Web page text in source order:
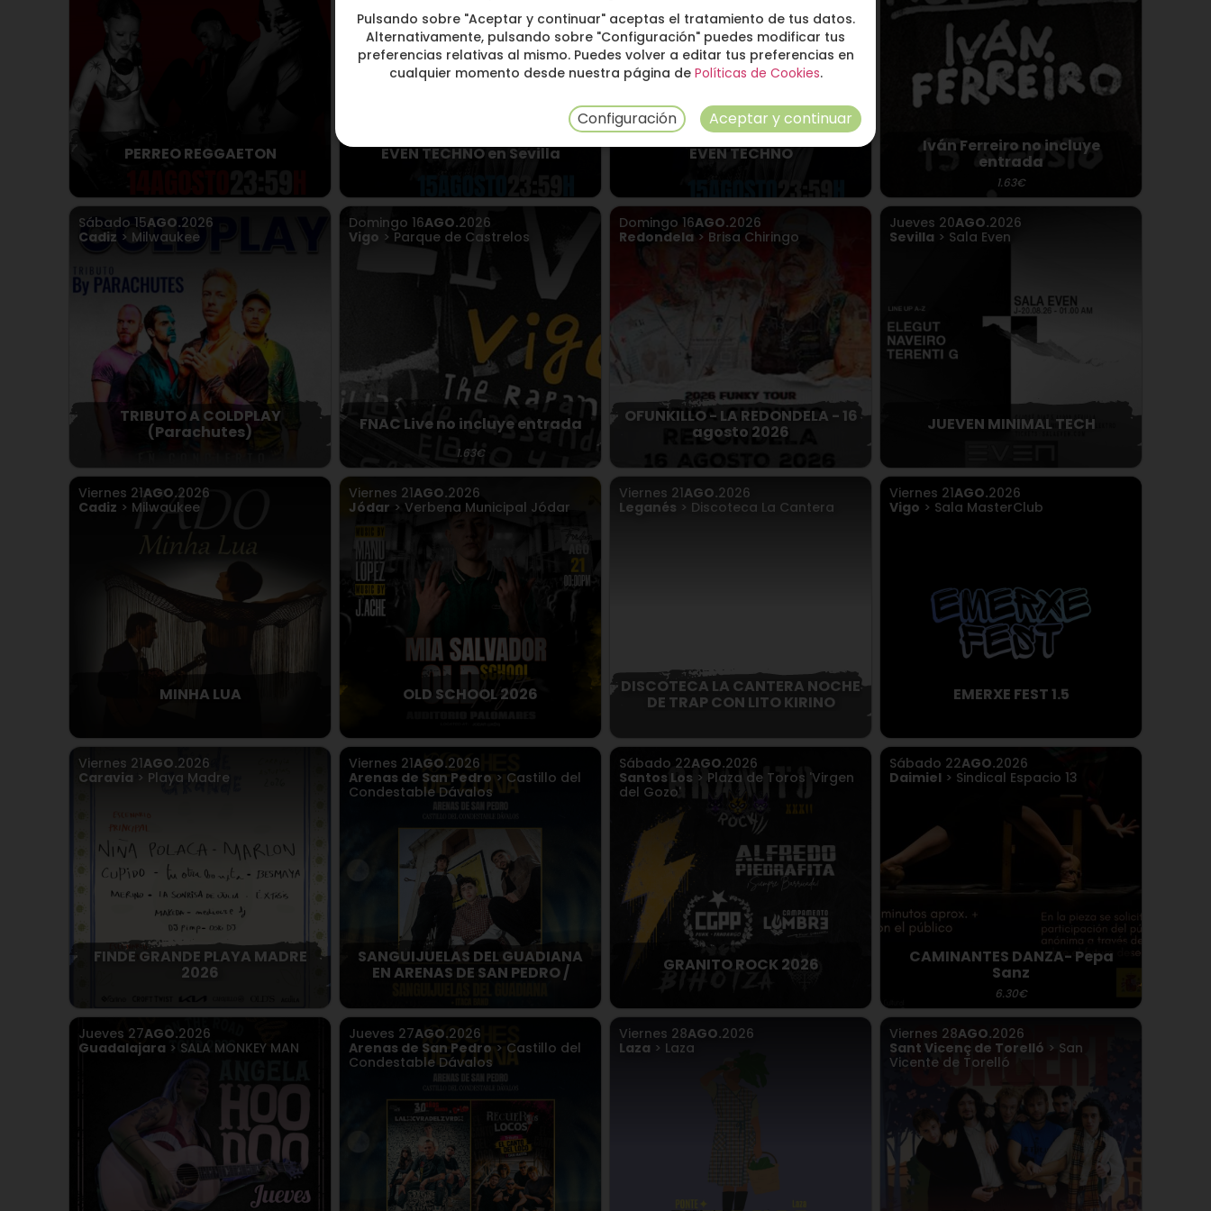
Pulsando sobre "Aceptar y continuar" aceptas el tratamiento de tus datos.
Alternativamente, pulsando sobre "Configuración" puedes modificar tus
preferencias relativas al mismo. Puedes volver a editar tus preferencias en
cualquier momento desde nuestra página de Políticas de Cookies.
Configuración Aceptar y continuar
PERREO REGGAETON EVEN TECHNO en Sevilla EVEN TECHNO Iván Ferreiro no incluye
entrada
1.63€
Sábado 15AGO.2026
Cadiz > Milwaukee
TRIBUTO A COLDPLAY
(Parachutes)
Domingo 16AGO.2026
Vigo > Parque de Castrelos
FNAC Live no incluye entrada
1.63€
Domingo 16AGO.2026
Redondela > Brisa Chiringo
OFUNKILLO - LA REDONDELA - 16
agosto 2026
Jueves 20AGO.2026
Sevilla > Sala Even
JUEVEN MINIMAL TECH
Viernes 21AGO.2026
Cadiz > Milwaukee
MINHA LUA
Viernes 21AGO.2026
Jódar > Verbena Municipal Jódar
OLD SCHOOL 2026
Viernes 21AGO.2026
Leganés > Discoteca La Cantera
DISCOTECA LA CANTERA NOCHE
DE TRAP CON LITO KIRINO
Viernes 21AGO.2026
Vigo > Sala MasterClub
EMERXE FEST 1.5
Viernes 21AGO.2026
Caravia > Playa Madre
FINDE GRANDE PLAYA MADRE
2026
Viernes 21AGO.2026
Arenas de San Pedro > Castillo del
Condestable Dávalos
SANGUIJUELAS DEL GUADIANA
EN ARENAS DE SAN PEDRO /
Sábado 22AGO.2026
Santos Los > Plaza de Toros 'Virgen
del Gozo'
GRANITO ROCK 2026
Sábado 22AGO.2026
Daimiel > Sindical Espacio 13
CAMINANTES DANZA- Pepa
Sanz
6.30€
Jueves 27AGO.2026
Guadalajara > SALA MONKEY MAN
Jueves 27AGO.2026
Arenas de San Pedro > Castillo del
Condestable Dávalos
Viernes 28AGO.2026
Laza > Laza
Viernes 28AGO.2026
Sant Vicenç de Torelló > San
Vicente de Torelló